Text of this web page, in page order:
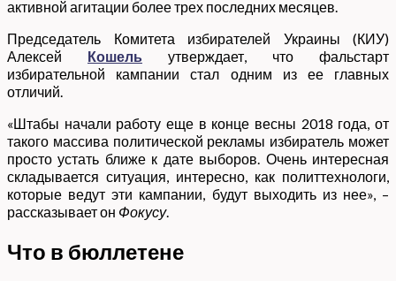
активной агитации более трех последних месяцев.
Председатель Комитета избирателей Украины (КИУ)
Алексей Кошель утверждает, что фальстарт
избирательной кампании стал одним из ее главных
отличий.
«Штабы начали работу еще в конце весны 2018 года, от
такого массива политической рекламы избиратель может
просто устать ближе к дате выборов. Очень интересная
складывается ситуация, интересно, как политтехнологи,
которые ведут эти кампании, будут выходить из нее», –
рассказывает он Фокусу.
Что в бюллетене